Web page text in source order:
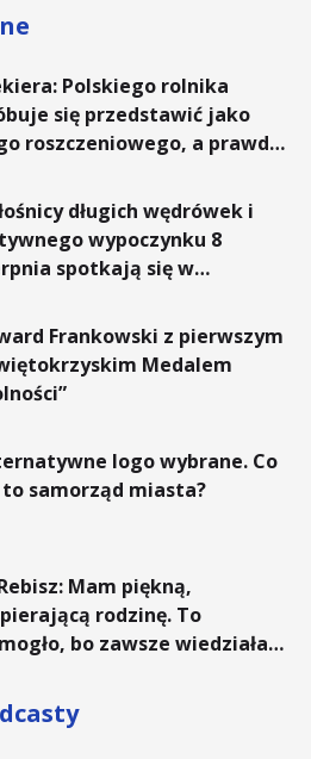
Polskiego rolnika
się przedstawić jako
roszczeniowego, a prawda
długich wędrówek i
wypoczynku 8
spotkają się w
„Tam Gdzie Pieprz
Frankowski z pierwszym
Medalem
logo wybrane. Co
to samorząd miasta?
Mam piękną,
rodzinę. To
bo zawsze wiedziałam,